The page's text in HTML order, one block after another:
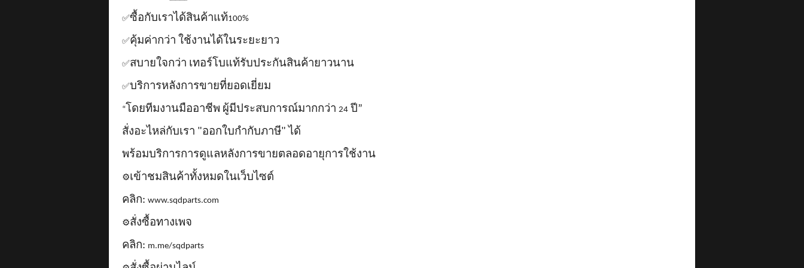
✅ซื้อกับเราได้สินค้าแท้100%
✅คุ้มค่ากว่า ใช้งานได้ในระยะยาว
✅สบายใจกว่า เทอร์โบแท้รับประกันสินค้ายาวนาน
✅บริการหลังการขายที่ยอดเยี่ยม
“ โดยทีมงานมืออาชีพ ผู้มีประสบการณ์มากกว่า 24 ปี”
สั่งอะไหล่กับเรา "ออกใบกำกับภาษี" ได้
พร้อมบริการการดูแลหลังการขายตลอดอายุการใช้งาน
⚙️เข้าชมสินค้าทั้งหมดในเว็บไซต์
คลิก: www.sqdparts.com
⚙️สั่งซื้อทางเพจ
คลิก: m.me/sqdparts